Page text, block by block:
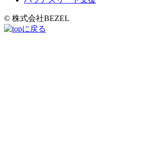
© 株式会社BEZEL